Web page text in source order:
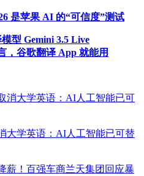
是苹果 AI 的“可信度”测试
型 Gemini 3.5 Live
，谷歌翻译 App 就能用
大学英语：AI人工智能已可替